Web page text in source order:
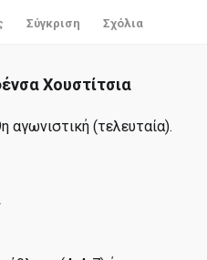
Σύγκριση Σχόλια
Χουστίτσια
αγωνιστική (τελευταία).